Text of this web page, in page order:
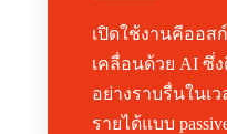
เปิดใช้งานคีออส
เคลื่อนด้วย AI ซึ่
อย่างราบรื่นในเว
รายได้แบบ